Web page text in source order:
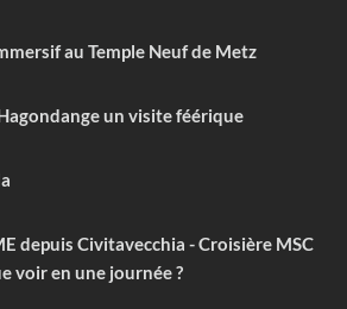
au Temple Neuf de Metz
un visite féérique
depuis Civitavecchia - Croisière MSC
voir en une journée ?